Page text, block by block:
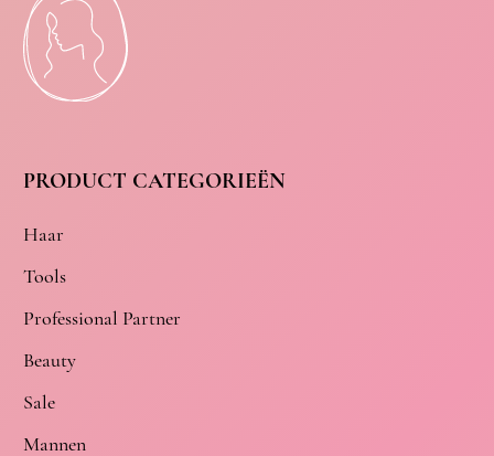
PRODUCT CATEGORIEËN
Haar
Tools
Professional Partner
Beauty
Sale
Mannen